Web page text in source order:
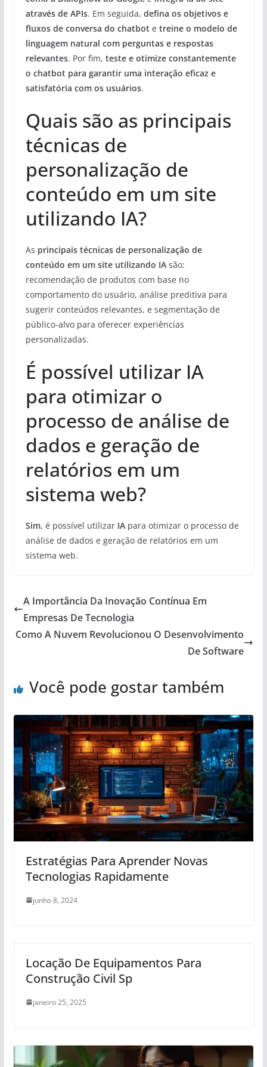
através de APIs. Em seguida, defina os objetivos e
fluxos de conversa do chatbot e treine o modelo de
linguagem natural com perguntas e respostas
relevantes. Por fim, teste e otimize constantemente
o chatbot para garantir uma interação eficaz e
satisfatória com os usuários.
Quais são as principais
técnicas de
personalização de
conteúdo em um site
utilizando IA?
As principais técnicas de personalização de
conteúdo em um site utilizando IAsão:
recomendação de produtos com base no
comportamento do usuário, análise preditiva para
sugerir conteúdos relevantes, e segmentação de
público-alvo para oferecer experiências
personalizadas.
É possível utilizar IA
para otimizar o
processo de análise de
dados e geração de
relatórios em um
sistema web?
Sim, é possível utilizar IApara otimizar o processo de
análise de dados e geração de relatórios em um
sistema web.
A Importância Da Inovação Contínua Em
Empresas De Tecnologia
Como A Nuvem Revolucionou O Desenvolvimento
De Software
Você pode gostar também
Estratégias Para Aprender Novas
Tecnologias Rapidamente
junho 8, 2024
Locação De Equipamentos Para
Construção Civil Sp
janeiro 25, 2025